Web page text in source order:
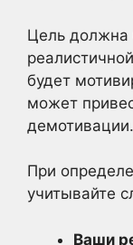
Цель должна
будет
может
демотивации.
При
учитывайте
Ваши